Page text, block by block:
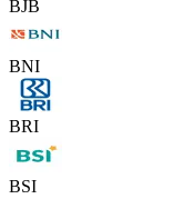
BJB
BNI
BRI
BSI